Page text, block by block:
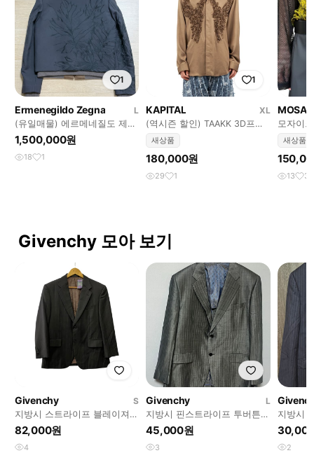
1
Ermenegildo Zegna
L
(유일매물) 에르메네질도 제냐
꾸뛰르 18FW 런웨이 봄버 블
레이저 자켓
1,500,000원
18 1
1
KAPITAL
XL
(역시즌 할인) TAAKK 3D프린
팅 버드 웨스턴셔츠 3사이즈
새상품
180,000원
29 1
모자이
레더 벨
새상품
13 3
Givenchy 모아 보기
Givenchy
S
지방시 스트라이프 블레이져
(S)
82,000원
4
Givenchy
L
지방시 핀스트라이프 투버튼
실크 남자 블레이저 정장자켓
춘추복 L 100
45,000원
3
지방시
라이프
2